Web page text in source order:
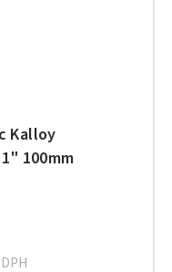
Kalloy
100mm